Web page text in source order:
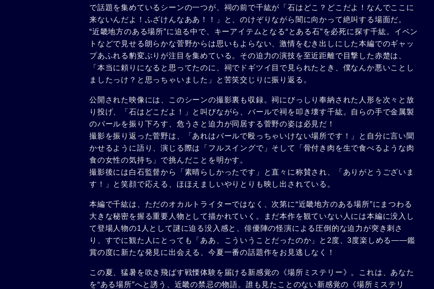
で話題を集めているシーンの一つが、祠の前で千紘が「石はどこ？どこだよ！なんでここに
来ないんだよ！ふざけんなああ！！」と、のけぞりながら闇に向かって絶叫する場面だ。
“近畿地方のある場所”に迫る中で、キーアイテムとなる“とある石”を必死に探す千紘。イベン
トなどで見せる朗らかな菅野からは思いもよらない、激情をむき出しにした本編でのギャッ
プあふれる豹変ぶりが注目を集めている。その迫力の演技を至近距離で目撃した赤楚は、
「本当に頼りになると思ってたのに、祠でドギツイ目で見られたとき、僕なんか悪いことし
ましたっけ？と思っちゃいました」と苦笑交じりに振り返る。
公開された映像には、このシーンの撮影裏も収録。祠にびっしり奉納された人形を次々と放
り投げ、「石はどこだよ！」と叫びながら、バールで祠を叩き壊す千紘。自らの手で金属製
のバールを振り下ろす、危うさと迫力が同居する菅野の姿は必見だ！
撮影を振り返った菅野は、「あれはバールで殴っちゃいけない場所です！」と自分に言い聞
かせるように語り、演じる際は「フルスイングで」そして「骨付き肉を生で食べるような肉
食の女性の気持ち」で挑んだことを明かす。
撮影後には白石監督から「素晴らしかったです」と直々に称賛され、「ありがとうございま
す！」と笑顔で応える、ほほえましいやりとりも映し出されている。
本編で千紘は、ただのオカルトライターではなく、次第に“近畿地方のある場所”にまつわる
大きな秘密を握る重要人物として描かれていく。まだ本作を観ていない人には本編に没入し
て登場人物の1人として謎に迫る没入感と、俳優陣の怪演による圧倒的な迫力が突き刺さ
り、すでに観た人にとっても「ああ、こういうことだったのか」と2度、3度楽しめる――鑑
賞の度に新たな発見に出会える、今夏一番の話題作をお見逃しなく！
この夏、猛暑を吹き飛ばす戦慄体験を届ける新感覚の《場所ミステリー》。これは、あなた
を“ある場所”へと誘う、近畿の禁忌の物語。誰も見たことのない新感覚の《場所ミステリ